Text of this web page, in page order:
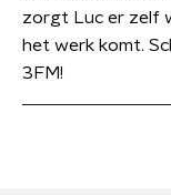
zorgt Luc er zelf
het werk komt.
3FM!